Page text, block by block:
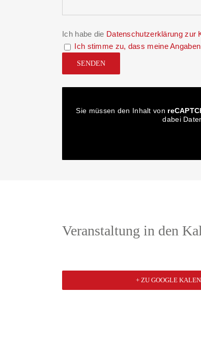
Ich habe die Datenschutzerklärungzur
Ich stimme zu, dass meine
Sie müssen den Inhalt von
dabei
Veranstaltung in den
+ ZU GOOGLE